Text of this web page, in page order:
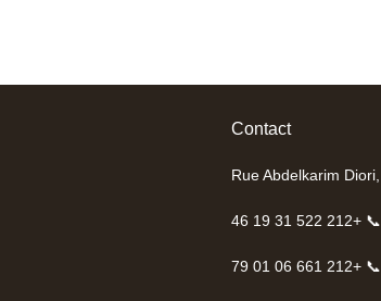
Contact
📞 +212 522 31 19 46
📞 +212 661 06 01 79